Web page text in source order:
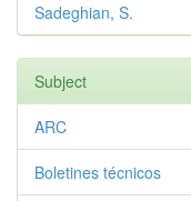
Sadeghian, S.
Subject
ARC
Boletines técnicos